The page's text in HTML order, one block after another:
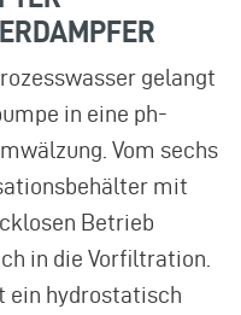
gelangt
in eine ph-
Vom sechs
mit
Betrieb
in die Vorfiltration.
ein hydrostatisch